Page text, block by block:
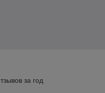
за год